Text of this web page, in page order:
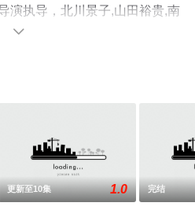
演执导，北川景子,山田裕贵,南
田拳太郎,河村花,尾上松也等
减完整版电视剧全集就上飘

更新至10集 1.0 完结